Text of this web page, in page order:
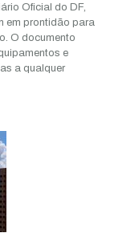
Oficial do DF,
em prontidão para
O documento
e
a qualquer